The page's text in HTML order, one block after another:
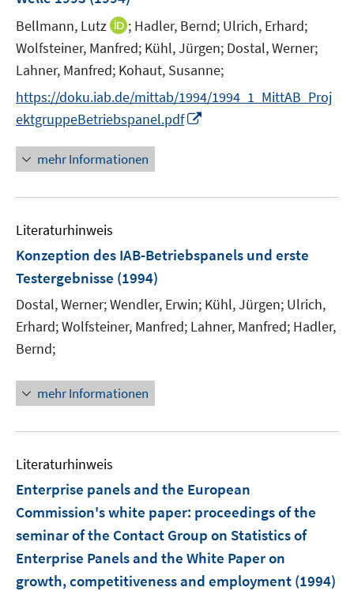
n
s
t
r
ö
f
n
e
n
Bellmann, Lutz
I
n
u
e
F
e
n
e
r
f
f
n
; Hadler, Bernd; Ulrich, Erhard;
Wolfsteiner, Manfred; Kühl, Jürgen; Dostal, Werner;
Lahner, Manfred; Kohaut, Susanne;
https://doku.iab.de/mittab/1994/1994_1_MittAB_Proj
ektgruppeBetriebspanel.pdf
u
F
e
s
t
mehr Informationen
Literaturhinweis
Konzeption des IAB-Betriebspanels und erste
Testergebnisse (1994)
Dostal, Werner;Wendler, Erwin; Kühl, Jürgen; Ulrich,
Erhard;Wolfsteiner, Manfred; Lahner, Manfred; Hadler,
Bernd;
mehr Informationen
Literaturhinweis
Enterprise panels and the European
Commission's white paper: proceedings of the
seminar of the Contact Group on Statistics of
Enterprise Panels and the White Paper on
growth, competitiveness and employment (1994)